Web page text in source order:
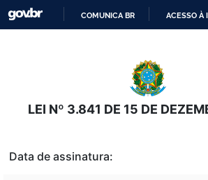
O
CONTEÚDO
COMUNICA BR ACESSO À
LEI Nº 3.841 DE 15 DE
Data de assinatura: